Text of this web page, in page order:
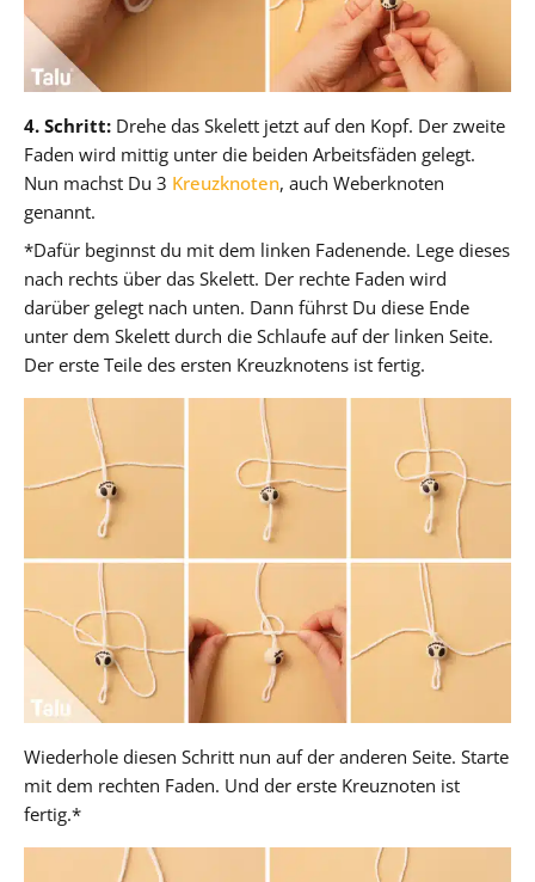
4. Schritt: Drehe das Skelett jetzt auf den Kopf. Der zweite
Faden wird mittig unter die beiden Arbeitsfäden gelegt.
Nun machst Du 3 Kreuzknoten, auch Weberknoten
genannt.
*Dafür beginnst du mit dem linken Fadenende. Lege dieses
nach rechts über das Skelett. Der rechte Faden wird
darüber gelegt nach unten. Dann führst Du diese Ende
unter dem Skelett durch die Schlaufe auf der linken Seite.
Der erste Teile des ersten Kreuzknotens ist fertig.
Wiederhole diesen Schritt nun auf der anderen Seite. Starte
mit dem rechten Faden. Und der erste Kreuznoten ist
fertig.*